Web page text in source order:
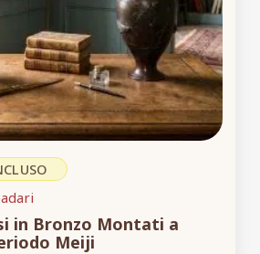
in Bronzo Montati a
Meiji